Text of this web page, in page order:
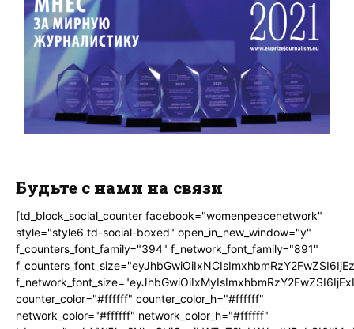
Будьте с нами на связи
[td_block_social_counter facebook="womenpeacenetwork"
style="style6 td-social-boxed" open_in_new_window="y"
f_counters_font_family="394" f_network_font_family="891"
counter_color="#ffffff" counter_color_h="#ffffff"
network_color="#ffffff" network_color_h="#ffffff"